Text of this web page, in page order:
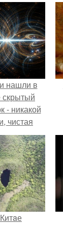
нашли в
скрытый
- никакой
чистая